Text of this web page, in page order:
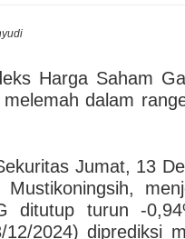
Harga Saham
dalam
Jumat, 13
ditutup turun -
2024) diprediksi